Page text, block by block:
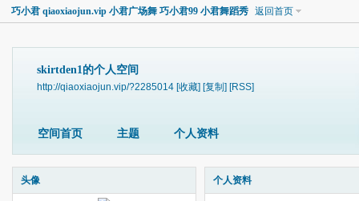
巧小君 qiaoxiaojun.vip 小君广场舞 巧小君99 小君舞蹈秀 返回首页
skirtden1的个人空间
http://qiaoxiaojun.vip/?2285014 [收藏] [复制] [RSS]
空间首页 主题 个人资料
头像 个人资料